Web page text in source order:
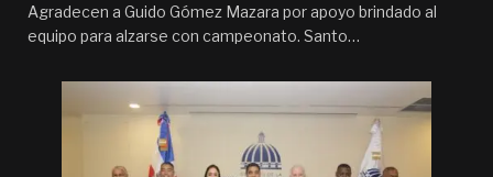
Agradecen a Guido Gómez Mazara por apoyo brindado al
equipo para alzarse con campeonato. Santo…